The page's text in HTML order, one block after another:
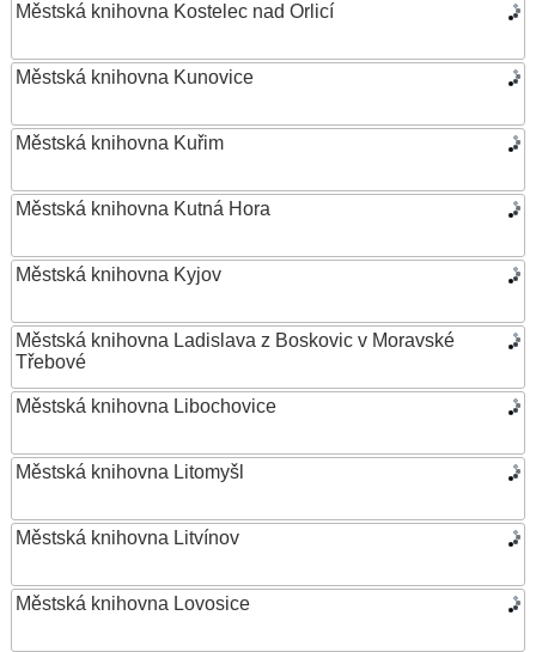
Městská knihovna Kostelec nad Orlicí
Městská knihovna Kunovice
Městská knihovna Kuřim
Městská knihovna Kutná Hora
Městská knihovna Kyjov
Městská knihovna Ladislava z Boskovic v Moravské
Třebové
Městská knihovna Libochovice
Městská knihovna Litomyšl
Městská knihovna Litvínov
Městská knihovna Lovosice